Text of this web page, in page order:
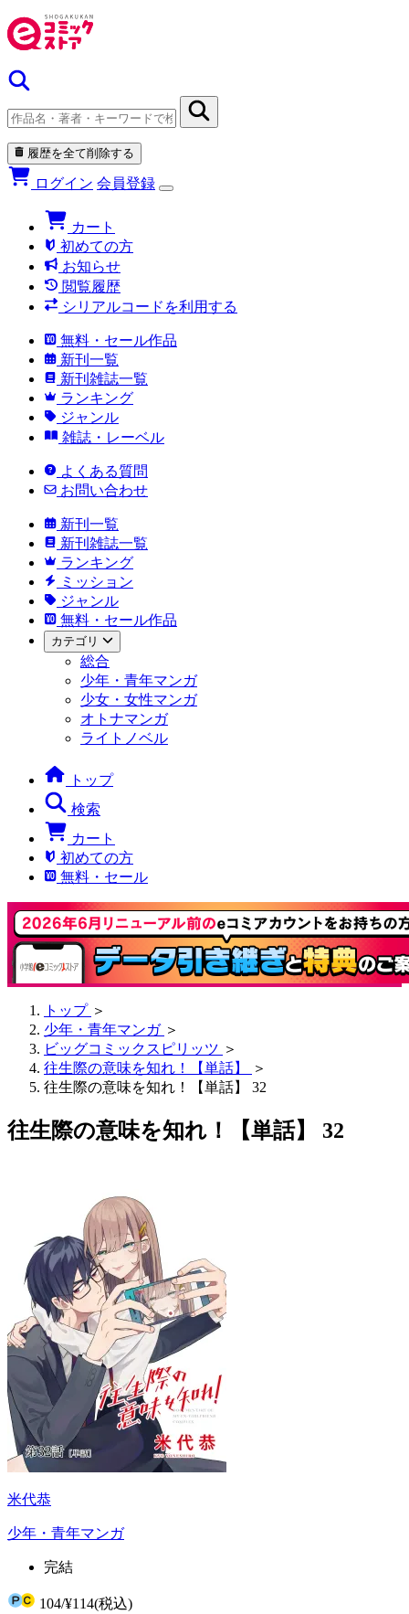
履歴を全て削除する
ログイン 会員登録
カート
初めての方
お知らせ
閲覧履歴
シリアルコードを利用する
無料・セール作品
新刊一覧
新刊雑誌一覧
ランキング
ジャンル
雑誌・レーベル
よくある質問
お問い合わせ
新刊一覧
新刊雑誌一覧
ランキング
ミッション
ジャンル
無料・セール作品
カテゴリ
総合
少年・青年マンガ
少女・女性マンガ
オトナマンガ
ライトノベル
トップ
検索
カート
初めての方
無料・セール
トップ ＞
少年・青年マンガ ＞
ビッグコミックスピリッツ ＞
往生際の意味を知れ！【単話】
＞
往生際の意味を知れ！【単話】 32
往生際の意味を知れ！【単話】 32
米代恭
少年・青年マンガ
完結
104/¥114(税込)